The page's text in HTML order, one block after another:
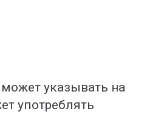
указывать на
употреблять